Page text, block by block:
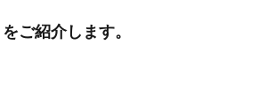
ご紹介します。